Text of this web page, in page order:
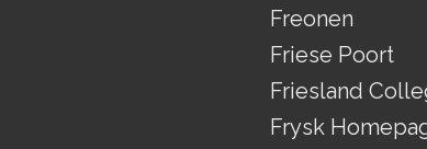
Freonen
Friese Poort
Friesland
Frysk